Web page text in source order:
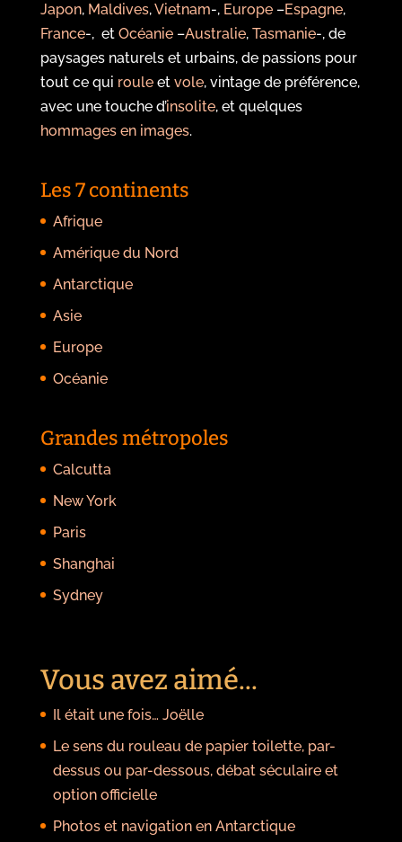
Japon, Maldives,Vietnam-, Europe–Espagne,
France-, et Océanie–Australie, Tasmanie-, de
paysages naturels et urbains, de passions pour
tout ce qui rouleet vole, vintage de préférence,
avec une touche d’insolite, et quelques
hommages en images.
Les 7 continents
Afrique
Amérique du Nord
Antarctique
Asie
Europe
Océanie
Grandes métropoles
Calcutta
New York
Paris
Shanghai
Sydney
Vous avez aimé...
Il était une fois… Joëlle
Le sens du rouleau de papier toilette, par-
dessus ou par-dessous, débat séculaire et
option officielle
Photos et navigation en Antarctique